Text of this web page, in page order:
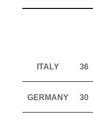
ITALY 36
GERMANY 30